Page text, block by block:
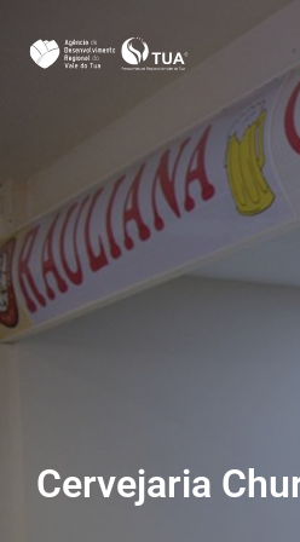
Cervejaria